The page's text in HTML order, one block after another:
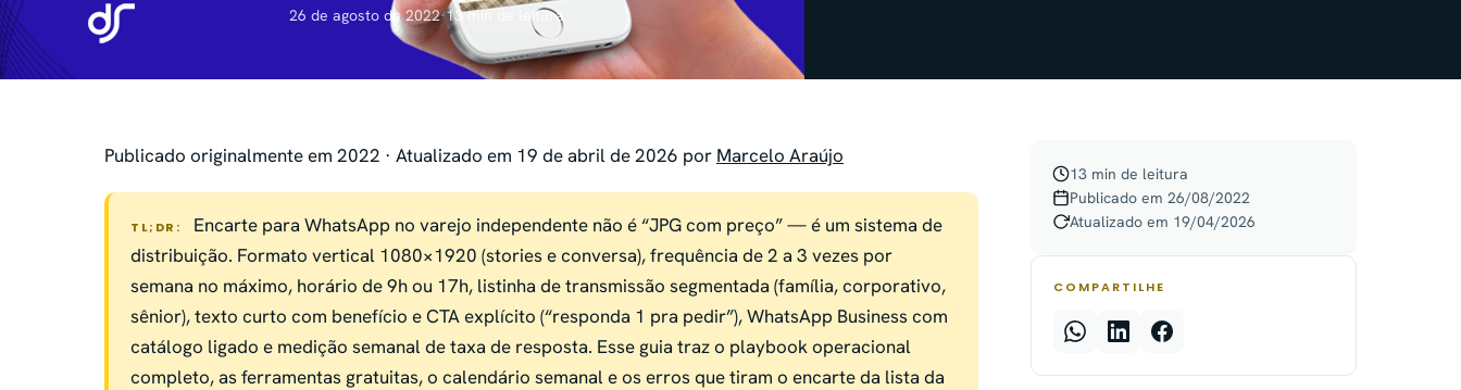
26 de agosto de 2022·13 min de leitura
Publicado originalmente em 2022 · Atualizado em 19 de abril de 2026 por Marcelo Araújo
TL;DR:
Encarte para WhatsApp no varejo independente não é “JPG com preço” — é um sistema de
distribuição. Formato vertical 1080×1920 (stories e conversa), frequência de 2 a 3 vezes por
semana no máximo, horário de 9h ou 17h, listinha de transmissão segmentada (família, corporativo,
sênior), texto curto com benefício e CTA explícito (“responda 1 pra pedir”), WhatsApp Business com
catálogo ligado e medição semanal de taxa de resposta. Esse guia traz o playbook operacional
completo, as ferramentas gratuitas, o calendário semanal e os erros que tiram o encarte da lista da
13 min de leitura
Publicado em 26/08/2022
Atualizado em 19/04/2026
COMPARTILHE